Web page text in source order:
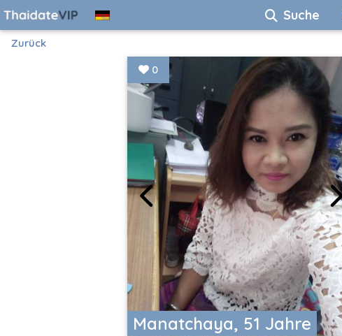
Suche
Zurück
Manatchaya, 51 Jahre
0